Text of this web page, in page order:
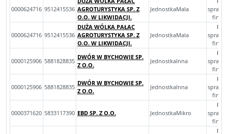
0000624716 9512415536 AGROTURYSTYKA SP. Z
O.O. W LIKWIDACJI.
JednostkaMala
0000624716 9512415536
DUŻA WÓLKA PAŁAC
AGROTURYSTYKA SP. Z
O.O. W LIKWIDACJI.
JednostkaMala
0000125906 5881828835
DWÓR W BYCHOWIE SP.
Z O.O.
JednostkaInna
0000125906 5881828835
DWÓR W BYCHOWIE SP.
Z O.O.
JednostkaInna
0000371620 5833117390 EBD SP. Z O.O. JednostkaMikro